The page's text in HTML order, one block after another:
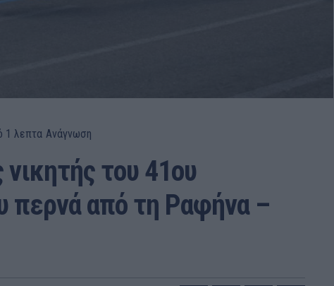
1 λεπτα Ανάγνωση
του 41ου
περνά από τη Ραφήνα –